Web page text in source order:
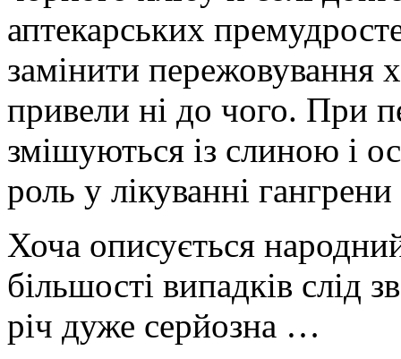
аптекарських
замінити пережовування
привели ні до чого. При
змішуються із слиною і
роль у лікуванні гангрени
Хоча описується
більшості випадків слід
річ дуже серйозна …